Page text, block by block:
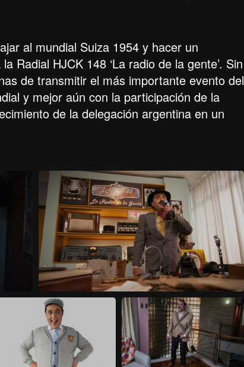
al mundial Suiza 1954 y hacer un
Radial HJCK 148 ‘La radio de la gente’. Sin
de transmitir el más importante evento del
y mejor aún con la participación de la
de la delegación argentina en un